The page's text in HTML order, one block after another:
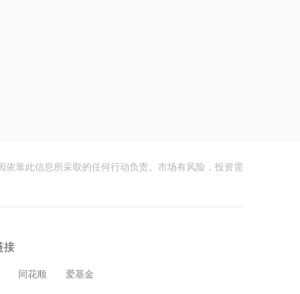
以“芯”技术加速具身智能跃迁
21:07
大涨152%！哈啰、美团单车“好伙伴”登
10
靠此信息所采取的任何行动负责。市场有风险，投资需
接
同花顺 爱基金